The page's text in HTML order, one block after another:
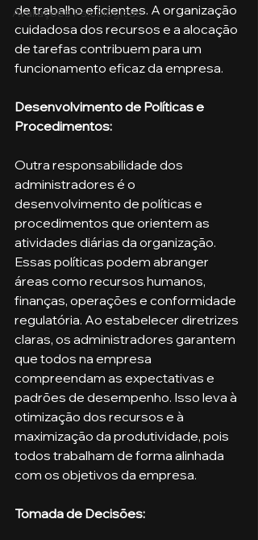
Avaliações Psicológicas
de trabalho eficientes. A organização
cuidadosa dos recursos e a alocação
de tarefas contribuem para um
funcionamento eficaz da empresa.
Desenvolvimento de Políticas e
Procedimentos:
Outra responsabilidade dos
administradores é o
desenvolvimento de políticas e
procedimentos que orientem as
atividades diárias da organização.
Essas políticas podem abranger
áreas como recursos humanos,
finanças, operações e conformidade
regulatória. Ao estabelecer diretrizes
claras, os administradores garantem
que todos na empresa
compreendam as expectativas e
padrões de desempenho. Isso leva à
otimização dos recursos e à
maximização da produtividade, pois
todos trabalham de forma alinhada
com os objetivos da empresa.
Tomada de Decisões: